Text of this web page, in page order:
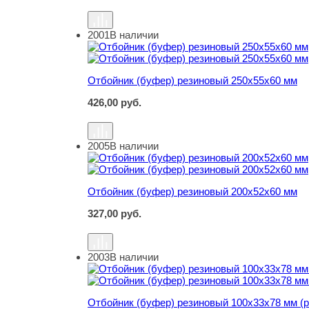
Отбойник (буфер) резиновый 250х55х60 мм
2001В наличии
Отбойник (буфер) резиновый 250х55х60 мм
426,00 руб.
Отбойник (буфер) резиновый 200х52х60 мм
2005В наличии
Отбойник (буфер) резиновый 200х52х60 мм
327,00 руб.
Отбойник (буфер) резиновый 100х33х78 мм
2003В наличии
Отбойник (буфер) резиновый 100х33х78 мм